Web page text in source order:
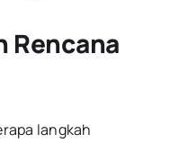
Rencana
langkah